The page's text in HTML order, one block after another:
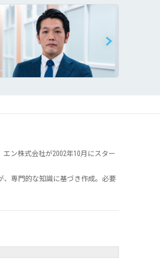
ン株式会社が2002年10月にスター
、専門的な知識に基づき作成。必要